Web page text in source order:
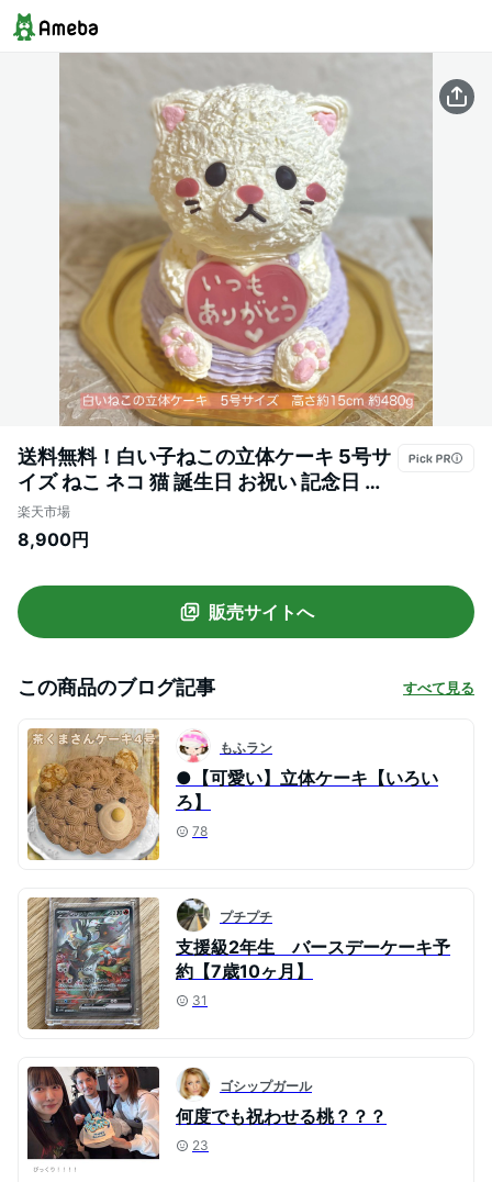
送料無料！白い子ねこの立体ケーキ 5号サ
イズ ねこ ネコ 猫 誕生日 お祝い 記念日 動
物ケーキ 立体ケーキ センイルケーキ 誕生
日ケーキ サプライズ ねこケーキ かわいい
ども 子供 女の子 プレゼント 子ども バース
デー
楽天市場
8,900円
販売サイトへ
この商品のブログ記事 すべて見る
もふラン
●【可愛い】立体ケーキ【いろい
ろ】
78
プチプチ
支援級2年生 バースデーケーキ予
約【7歳10ヶ月】
31
ゴシップガール
何度でも祝わせる桃？？？
23